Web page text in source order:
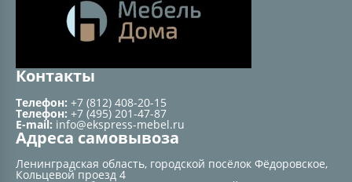
Контакты
Телефон: +7 (812) 408-20-15
Телефон: +7 (495) 201-47-87
E-mail: info@ekspress-mebel.ru
Адреса самовывоза
Ленинградская область, городской посёлок Фёдоровское,
Кольцевой проезд 4